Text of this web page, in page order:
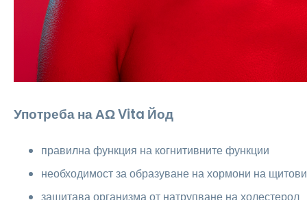
Употреба на ΑΩ Vita Йод
правилна функция на когнитивните функции
необходимост за образуване на хормони на